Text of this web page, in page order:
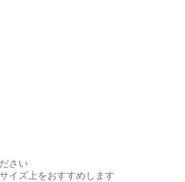
さい
イズ上をおすすめします